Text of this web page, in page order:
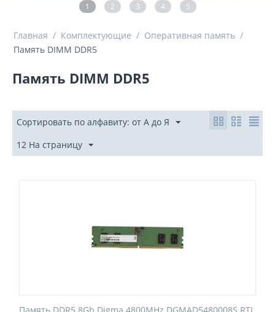
1 2 3 4 5
Главная / Комплектующие / Оперативная память /
Память DIMM DDR5
Память DIMM DDR5
Сортировать по алфавиту: от А до Я
12 На страницу